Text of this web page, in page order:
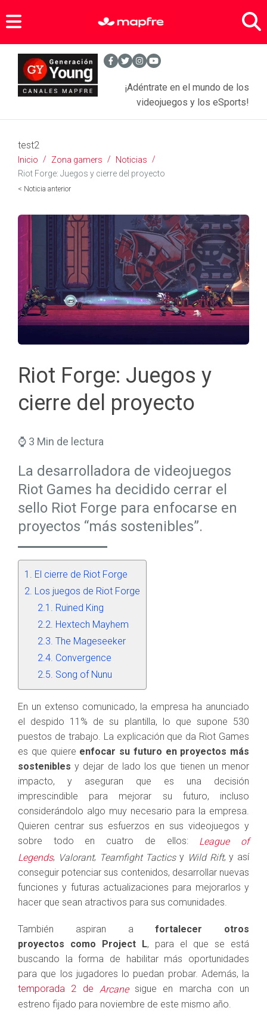
- Entrevistas Gamers
- Equipamiento Gaming
Agenda Sports
Noticias Videojuegos
- Juegos
- Series
- Comics
Tecnología
- Móviles y tabletas
- Más tecnología
Asegura tus objetos personales
Seguros Hogar
Seguros Salud
Seguros Viajes
BLOGS MAPFRE
Salud
Planes de Futuro
Trabaja en Mapfre
¡Adéntrate en el mundo de los
videojuegos y los eSports!
test2
Inicio Zona gamers
Noticias
Riot Forge: Juegos y cierre del proyecto
< Noticia anterior
Riot Forge: Juegos y
cierre del proyecto
⌚ 3 Min de lectura
La desarrolladora de videojuegos
Riot Games ha decidido cerrar el
sello Riot Forge para enfocarse en
proyectos “más sostenibles”.
El cierre de Riot Forge
Los juegos de Riot Forge
Ruined King
Hextech Mayhem
The Mageseeker
Convergence
Song of Nunu
En un extenso comunicado, la empresa ha anunciado
el despido 11% de su plantilla, lo que supone 530
puestos de trabajo. La explicación que da Riot Games
es que quiere enfocar su futuro en proyectos más
sostenibles y dejar de lado los que tienen un menor
impacto, y aseguran que es una decisión
imprescindible para mejorar su futuro, incluso
considerándolo algo muy necesario para la empresa.
Quieren centrar sus esfuerzos en sus videojuegos y
sobre todo en cuatro de ellos: League of
Legends, Valorant, Teamfight Tacticsy Wild Rift, y así
conseguir potenciar sus contenidos, desarrollar nuevas
funciones y futuras actualizaciones para mejorarlos y
hacer que sean atractivos para sus comunidades.
También aspiran afortalecer otros
proyectos como Project L, para el que se está
buscando la forma de habilitar más oportunidades
para que los jugadores lo puedan probar. Además, la
temporada 2 de Arcanesigue en marcha con un
estreno fijado para noviembre de este mismo año.